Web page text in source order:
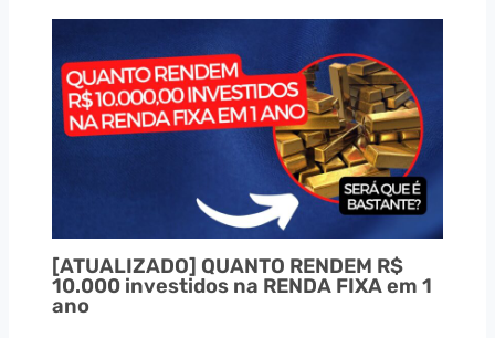
[ATUALIZADO] QUANTO RENDEM R$
10.000 investidos na RENDA FIXA em 1
ano